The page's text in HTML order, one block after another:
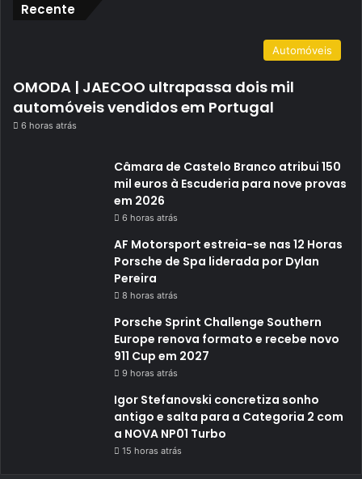
Recente
Automóveis
OMODA | JAECOO ultrapassa dois mil
automóveis vendidos em Portugal
6 horas atrás
Câmara de Castelo Branco atribui 150
mil euros à Escuderia para nove provas
em 2026
6 horas atrás
AF Motorsport estreia-se nas 12 Horas
Porsche de Spa liderada por Dylan
Pereira
8 horas atrás
Porsche Sprint Challenge Southern
Europe renova formato e recebe novo
911 Cup em 2027
9 horas atrás
Igor Stefanovski concretiza sonho
antigo e salta para a Categoria 2 com
a NOVA NP01 Turbo
15 horas atrás